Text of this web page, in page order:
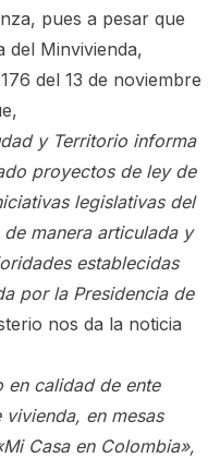
pues a pesar que
del Minvivienda,
del 13 de noviembre
y Territorio informa
proyectos de ley de
legislativas del
manera articulada y
establecidas
por la Presidencia de
nos da la noticia
en calidad de ente
en mesas
Casa en Colombia»,